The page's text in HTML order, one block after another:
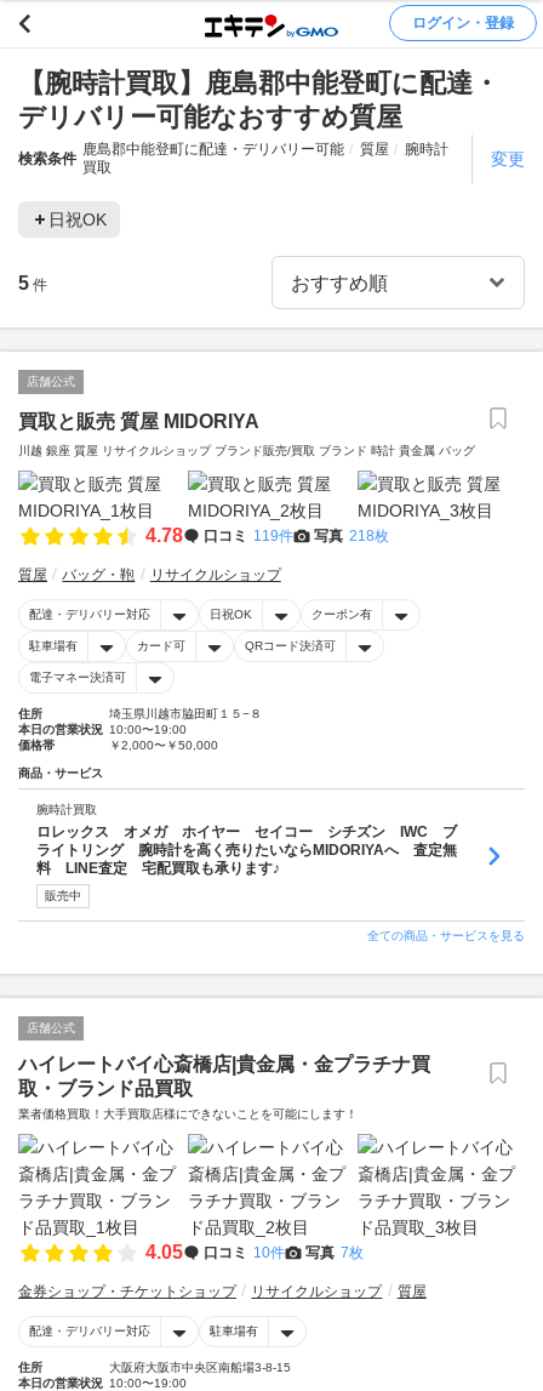
ログイン・登録
【腕時計買取】鹿島郡中能登町に配達・
デリバリー可能なおすすめ質屋
検索条件
鹿島郡中能登町に配達・デリバリー可能 質屋
腕時計
買取
変更
日祝OK
5 件
店舗公式
買取と販売 質屋 MIDORIYA
川越 銀座 質屋 リサイクルショップ ブランド販売/買取 ブランド 時計 貴金属 バッグ
4.78 口コミ 119件 写真 218枚
質屋 バッグ・鞄 リサイクルショップ
配達・デリバリー対応 日祝OK クーポン有
駐車場有 カード可 QRコード決済可
電子マネー決済可
住所
埼玉県川越市脇田町１５−８
本日の営業状況 10:00〜19:00
価格帯
￥2,000〜￥50,000
商品・サービス
腕時計買取
ロレックス オメガ ホイヤー セイコー シチズン IWC ブ
ライトリング 腕時計を高く売りたいならMIDORIYAへ 査定無
料 LINE査定 宅配買取も承ります♪
販売中
全ての商品・サービスを見る
店舗公式
ハイレートバイ心斎橋店|貴金属・金プラチナ買
取・ブランド品買取
業者価格買取！大手買取店様にできないことを可能にします！
4.05 口コミ 10件 写真 7枚
金券ショップ・チケットショップ リサイクルショップ 質屋
配達・デリバリー対応 駐車場有
住所
大阪府大阪市中央区南船場3-8-15
本日の営業状況 10:00〜19:00